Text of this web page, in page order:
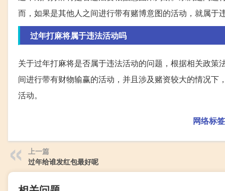
而，如果是其他人之间进行带有赌博意图的活动，就属
过年打麻将属于违法活动吗
关于过年打麻将是否属于违法活动的问题，根据相关政
间进行带有财物输赢的活动，并且涉及赌资较大的情况
活动。
网络标
上一篇
过年给谁发红包最好呢